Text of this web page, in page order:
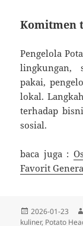
Komitmen
Pengelola
lingkungan,
pakai,
lokal.
terhadap
sosial.
baca juga :
Favorit
Diposkan
pada
2026-01-23
kuliner, Potato